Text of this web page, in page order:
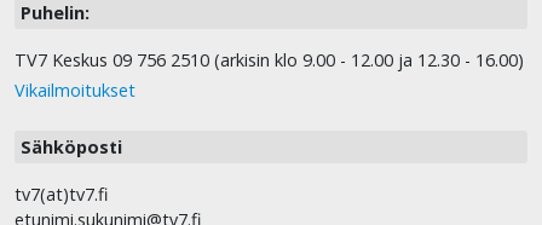
Puhelin:
TV7 Keskus 09 756 2510 (arkisin klo 9.00 - 12.00 ja 12.30 - 16.00)
Vikailmoitukset
Sähköposti
tv7(at)tv7.fi
etunimi.sukunimi@tv7.fi